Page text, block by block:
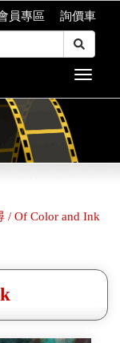
員專區 詢價車
/ Of Color and Ink